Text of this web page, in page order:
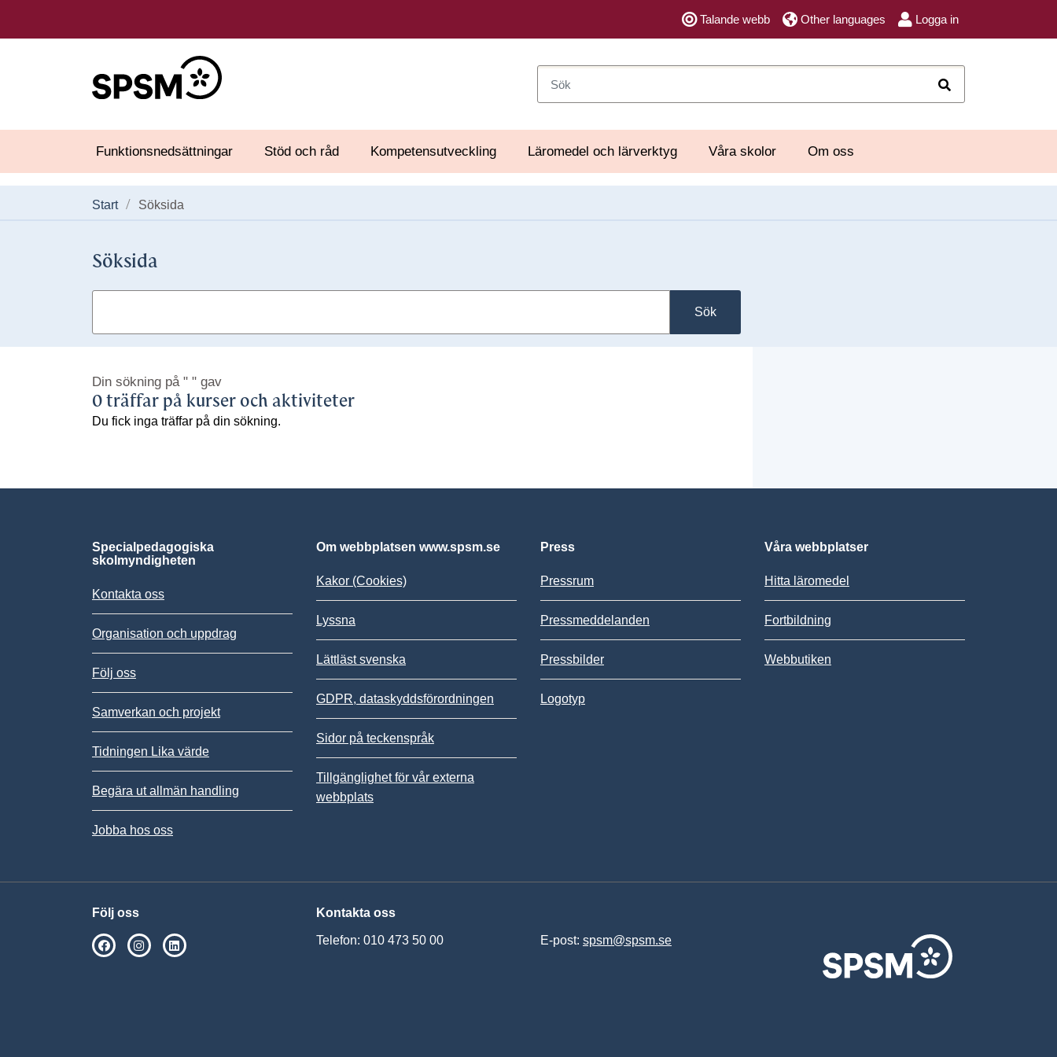
Talande webb Other languages Logga in
Funktionsnedsättningar Stöd och råd Kompetensutveckling Läromedel och lärverktyg Våra skolor Om oss
Start Söksida
Söksida
Sök
Din sökning på " " gav
0 träffar på kurser och aktiviteter
Du fick inga träffar på din sökning.
Specialpedagogiska
skolmyndigheten
Kontakta oss
Organisation och uppdrag
Följ oss
Samverkan och projekt
Tidningen Lika värde
Begära ut allmän handling
Jobba hos oss
Om webbplatsen www.spsm.se
Kakor (Cookies)
Lyssna
Lättläst svenska
GDPR, dataskyddsförordningen
Sidor på teckenspråk
Tillgänglighet för vår externa
webbplats
Press
Pressrum
Pressmeddelanden
Pressbilder
Logotyp
Våra webbplatser
Hitta läromedel
Fortbildning
Webbutiken
Följ oss
SPSM på Facebook
SPSM på Instagram
Kontakta oss
Telefon: 010 473 50 00 E-post: spsm@spsm.se